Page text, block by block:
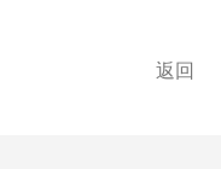
返回